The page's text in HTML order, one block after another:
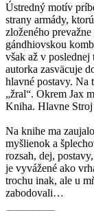
Ústredný motív
strany armády,
zloženého
gándhiovskou
však až v
autorka zasväcuje
hlavné postavy. Na
„žral“. Okrem Jax
Kniha. Hlavne
Na knihe ma
myšlienok a
rozsah, dej,
je vyvážené ako
trochu inak, ale u
zabodovali…